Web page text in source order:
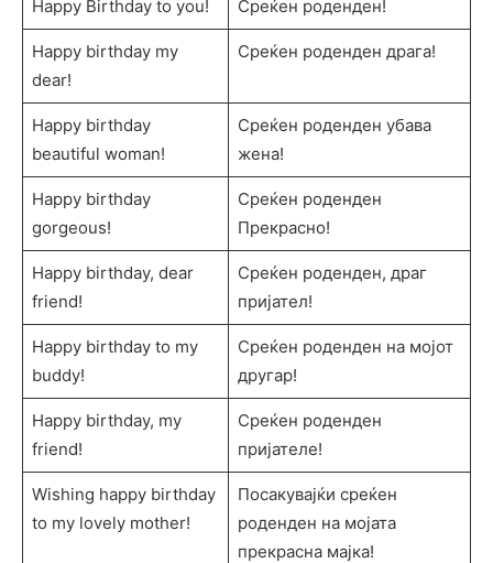
Happy Birthday to you! Среќен роденден!
Happy birthday my
dear!
Среќен роденден драга!
Happy birthday
beautiful woman!
Среќен роденден убава
жена!
Happy birthday
gorgeous!
Среќен роденден
Прекрасно!
Happy birthday, dear
friend!
Среќен роденден, драг
пријател!
Happy birthday to my
buddy!
Среќен роденден на мојот
другар!
Happy birthday, my
friend!
Среќен роденден
пријателе!
Wishing happy birthday
to my lovely mother!
Посакувајќи среќен
роденден на мојата
прекрасна мајка!